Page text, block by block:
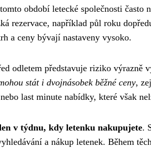
období letecké společnosti často
rezervace, například půl roku
a ceny bývají nastaveny vysoko.
odletem představuje riziko výrazně
stát i dvojnásobek běžné ceny,
last minute nabídky, které však
v týdnu, kdy letenku nakupujete.
a nákup letenek. Během